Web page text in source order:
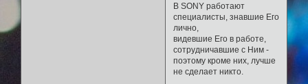
В SONY работают
специалисты, знавшие Его
лично,
видевшие Его в работе,
сотрудничавшие с Ним -
поэтому кроме них, лучше
не сделает никто.